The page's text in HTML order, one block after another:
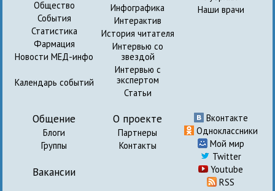
Общество
События
Статистика
Фармация
Новости МЕД-инфо
Календарь событий
Инфографика
Интерактив
История читателя
Интервью со
звездой
Интервью с
экспертом
Статьи
Наши врачи
Общение
Блоги
Группы
Вакансии
О проекте
Партнеры
Контакты
Вконтакте
Одноклассники
Мой мир
Twitter
Youtube
RSS